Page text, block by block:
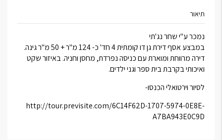
תיאור
נמכר ע"י שחר נג'תי
במבצע אסף דירת גן דו קומתית 4 חד' כ- 124 מ"ר + 50 מ"ר גינה.
דירה מרווחת ומוארת עם כניסה נפרדת, מחסן וחניה. באיזור שקט
ואיכותי בקרבת בית ספר וגני ילדים.
לסיור וירטואלי הכנסו-
http://tour.previsite.com/6C14F62D-1707-5974-0E8E-
A7BA943E0C9D